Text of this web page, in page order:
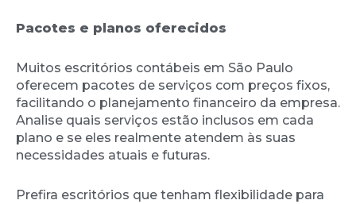
Pacotes e planos oferecidos
Muitos escritórios contábeis em São Paulo
oferecem pacotes de serviços com preços fixos,
facilitando o planejamento financeiro da empresa.
Analise quais serviços estão inclusos em cada
plano e se eles realmente atendem às suas
necessidades atuais e futuras.
Prefira escritórios que tenham flexibilidade para